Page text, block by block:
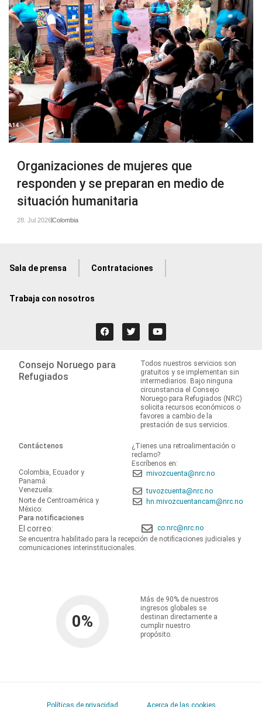
Organizaciones de mujeres que
responden y se preparan en medio de
situación humanitaria
28. Jul 2026Colombia
Sala de prensa Contrataciones
Trabaja con nosotros
Consejo Noruego para
Refugiados
Todos nuestros servicios son
gratuitos y se implementan sin
intermediarios. Bajo ninguna
circunstancia el Consejo
Noruego para Refugiados (NRC)
solicita recursos económicos o
favores a cambio de la
prestación de sus servicios.
Contáctenos
¿Tienes una retroalimentación o
reclamo?
Escríbenos en:
Colombia, Ecuador y
Panamá:
mivozcuenta@nrc.no
Venezuela:
tuvozcuenta@nrc.no
Norte de Centroamérica y
México:
hn.mivozcuentancam@nrc.no
Para notificaciones
El correo:
co.nrc@nrc.no
Se encuentra habilitado para la recepción de notificaciones judiciales y
comunicaciones interinstitucionales.
0%
Más de 90% de nuestros
ingresos globales se
destinan directamente a
cumplir nuestro
propósito.
Políticas de privacidad Acerca de las cookies